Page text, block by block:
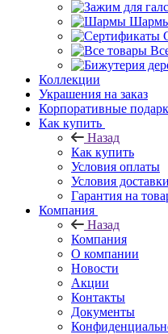
Коллекции
Украшения на заказ
Корпоративные
Как купить
Назад
Как купить
Условия оплаты
Условия доставки
Гарантия на
Компания
Назад
Компания
О компании
Новости
Акции
Контакты
Документы